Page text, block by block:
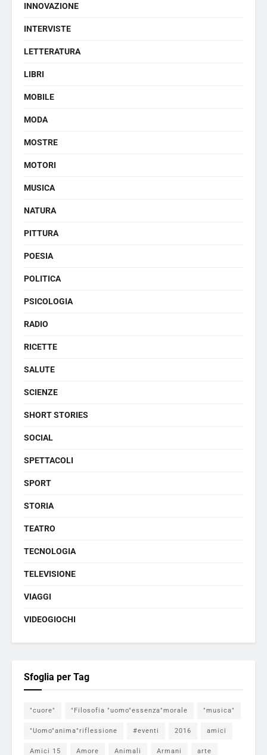
INNOVAZIONE
INTERVISTE
LETTERATURA
LIBRI
MOBILE
MODA
MOSTRE
MOTORI
MUSICA
NATURA
PITTURA
POESIA
POLITICA
PSICOLOGIA
RADIO
RICETTE
SALUTE
SCIENZE
SHORT STORIES
SOCIAL
SPETTACOLI
SPORT
STORIA
TEATRO
TECNOLOGIA
TELEVISIONE
VIAGGI
VIDEOGIOCHI
Sfoglia per Tag
"cuore" "Filosofia "uomo"essenza"morale "musica"
"Uomo"anima"riflessione #eventi 2016 amici
Amici 15 Amore Animali Armani arte